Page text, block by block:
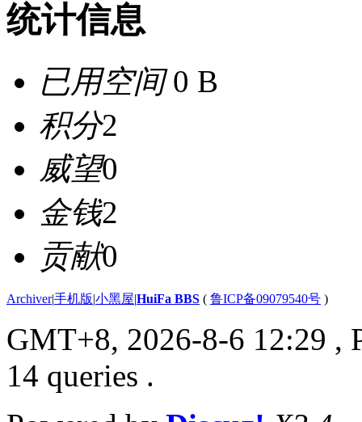
统计信息
已用空间0 B
积分2
威望0
金钱2
贡献0
Archiver|手机版|小黑屋|HuiFa BBS ( 鲁ICP备09079540号 )
GMT+8, 2026-8-6 12:29 ,
14 queries .